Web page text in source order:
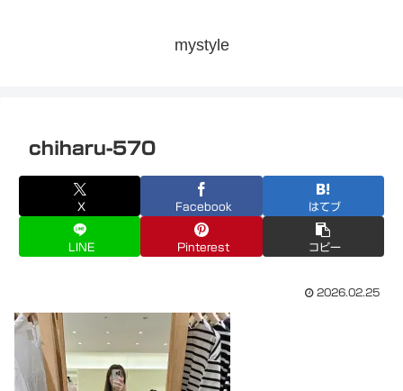
mystyle
chiharu-570
X Facebook はてブ
LINE Pinterest コピー
2026.02.25